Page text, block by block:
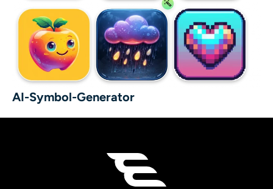
AI-Symbol-Generator